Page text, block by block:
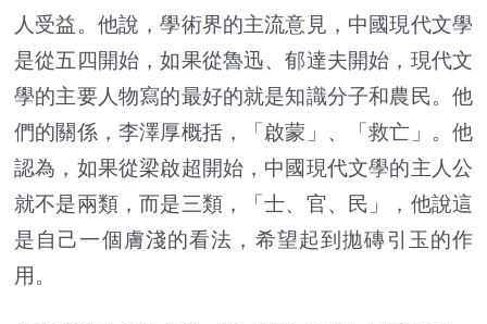
人受益。他說，學術界的主流意見，中國現代文學
是從五四開始，如果從魯迅、郁達夫開始，現代文
學的主要人物寫的最好的就是知識分子和農民。他
們的關係，李澤厚概括，「啟蒙」、「救亡」。他
認為，如果從梁啟超開始，中國現代文學的主人公
就不是兩類，而是三類，「士、官、民」，他說這
是自己一個膚淺的看法，希望起到拋磚引玉的作
用。